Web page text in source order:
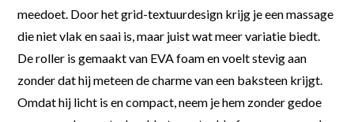
meedoet. Door het grid-textuurdesign krijg je een massage
die niet vlak en saai is, maar juist wat meer variatie biedt.
De roller is gemaakt van EVA foam en voelt stevig aan
zonder dat hij meteen de charme van een baksteen krijgt.
Omdat hij licht is en compact, neem je hem zonder gedoe